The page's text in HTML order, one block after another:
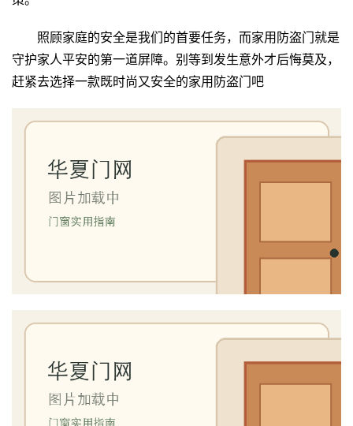
生
庭
大
装
登录
照顾家庭的安全是我们的首要任务，而家用防盗门就是
守护家人平安的第一道屏障。别等到发生意外才后悔莫及，
赶紧去选择一款既时尚又安全的家用防盗门吧